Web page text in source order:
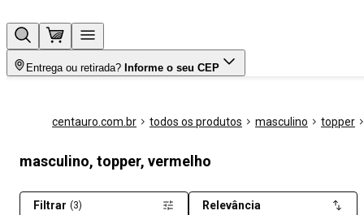
Entrega ou retirada? Informe o seu CEP
centauro.com.br todos os produtos masculino topper
masculino, topper, vermelho
Filtrar (3) Relevância